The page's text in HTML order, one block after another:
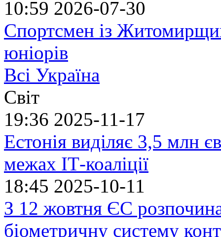
10:59 2026-07-30
Спортсмен із
юніорів
Всі Україна
Світ
19:36 2025-11-17
Естонія виділяє 3,5 млн
межах ІТ-коаліції
18:45 2025-10-11
З 12 жовтня ЄС
біометричну систему